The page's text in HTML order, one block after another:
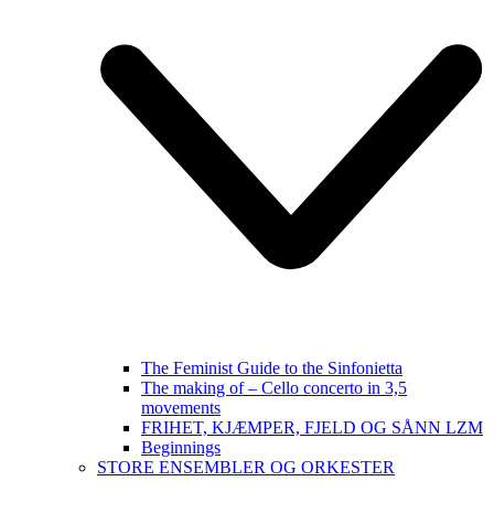
The Feminist Guide to the Sinfonietta
The making of – Cello concerto in 3,5
movements
FRIHET, KJÆMPER, FJELD OG SÅNN LZM
Beginnings
STORE ENSEMBLER OG ORKESTER